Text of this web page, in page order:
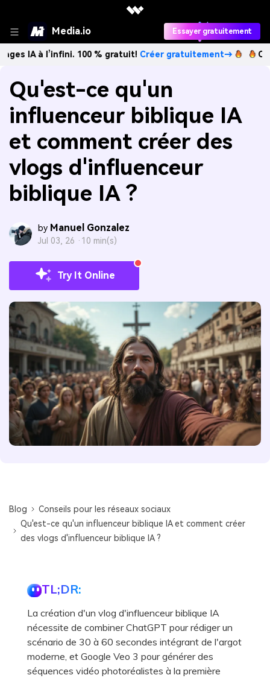
Media.io Essayer gratuitement
100 % gratuit!Créer gratuitement→ Créez des
Qu'est-ce qu'un
influenceur biblique IA
et comment créer des
vlogs d'influenceur
biblique IA ?
by Manuel Gonzalez
Jul 03, 26 · 10 min(s)
Try It Online
Blog
Conseils pour les réseaux sociaux
Qu'est-ce qu'un influenceur biblique IA et comment créer
des vlogs d'influenceur biblique IA ?
TL;DR:
La création d'un vlog d'influenceur biblique IA
nécessite de combiner ChatGPT pour rédiger un
scénario de 30 à 60 secondes intégrant de l'argot
moderne, et Google Veo 3 pour générer des
séquences vidéo photoréalistes à la première